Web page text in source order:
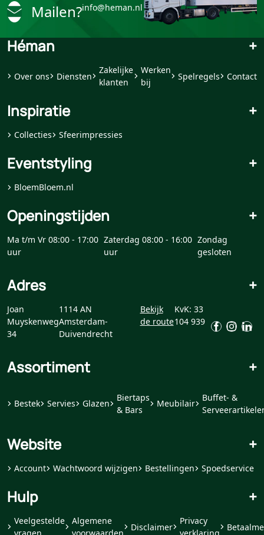
Mailen?info@heman.nl
Héman +
Over ons Diensten
Zakelijke
klanten
Werken
bij
Spelregels Contact
Inspiratie +
Collecties Sfeerimpressies
Eventstyling +
BloemBloem.nl
Openingstijden +
Ma t/m Vr 08:00 - 17:00
uur
Zaterdag 08:00 - 16:00
uur
Zondag
gesloten
Adres +
Joan
Muyskenweg
34
1114 AN
Amsterdam-
Duivendrecht
Bekijk
de route
KvK: 33
104 939
Assortiment +
Bestek Servies Glazen
Biertaps
& Bars
Meubilair
Buffet- &
Website +
Account Wachtwoord wijzigen Bestellingen Spoedservice
Hulp +
Veelgestelde
Algemene
Disclaimer
Privacy